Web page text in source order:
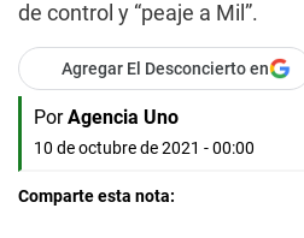
de control y “peaje a Mil”.
Agregar El Desconcierto en
Por Agencia Uno
10 de octubre de 2021 - 00:00
Comparte esta nota: